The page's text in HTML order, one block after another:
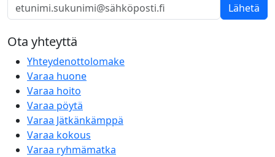
Lähetä
Ota yhteyttä
Yhteydenottolomake
Varaa huone
Varaa hoito
Varaa pöytä
Varaa Jätkänkämppä
Varaa kokous
Varaa ryhmämatka